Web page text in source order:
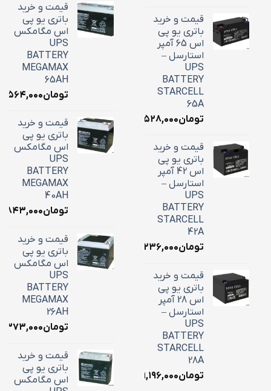
قیمت و خرید
باتری یو پی
اس 65 آمپر
استارسل –
UPS
BATTERY
STARCELL
65A
تومان۲۲,۵۲۸,۰۰۰
قیمت و خرید
باتری یو پی
اس 42 آمپر
استارسل –
UPS
BATTERY
STARCELL
42A
تومان۱۶,۲۳۶,۰۰۰
قیمت و خرید
باتری یو پی
اس 28 آمپر
استارسل –
UPS
BATTERY
STARCELL
28A
تومان۹,۱۹۶,۰۰۰
قیمت و خرید
باتری یو پی
اس مگامکس
UPS
BATTERY
MEGAMAX
65AH
تومان
قیمت و خرید
باتری یو پی
اس مگامکس
UPS
BATTERY
MEGAMAX
40AH
تومان
قیمت و خرید
باتری یو پی
اس مگامکس
UPS
BATTERY
MEGAMAX
26AH
تومان
قیمت و خرید
باتری یو پی
اس مگامکس